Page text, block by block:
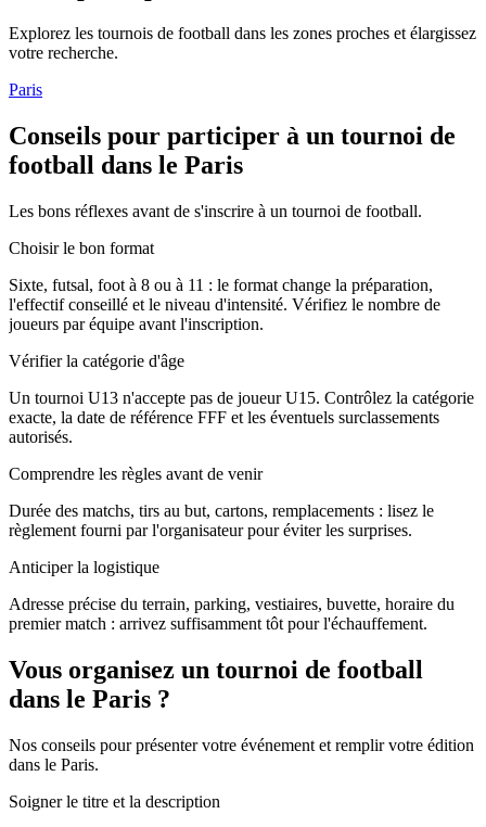
Explorez les tournois de football dans les zones proches et élargissez
votre recherche.
Paris
Conseils pour participer à un tournoi de
football dans le Paris
Les bons réflexes avant de s'inscrire à un tournoi de football.
Choisir le bon format
Sixte, futsal, foot à 8 ou à 11 : le format change la préparation,
l'effectif conseillé et le niveau d'intensité. Vérifiez le nombre de
joueurs par équipe avant l'inscription.
Vérifier la catégorie d'âge
Un tournoi U13 n'accepte pas de joueur U15. Contrôlez la catégorie
exacte, la date de référence FFF et les éventuels surclassements
autorisés.
Comprendre les règles avant de venir
Durée des matchs, tirs au but, cartons, remplacements : lisez le
règlement fourni par l'organisateur pour éviter les surprises.
Anticiper la logistique
Adresse précise du terrain, parking, vestiaires, buvette, horaire du
premier match : arrivez suffisamment tôt pour l'échauffement.
Vous organisez un tournoi de football
dans le Paris ?
Nos conseils pour présenter votre événement et remplir votre édition
dans le Paris.
Soigner le titre et la description